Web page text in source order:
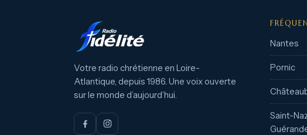
Votre radio chrétienne en Loire-
Atlantique, depuis 1986. Une voix ouverte
sur le monde d’aujourd’hui.
Nantes
Pornic
Saint-